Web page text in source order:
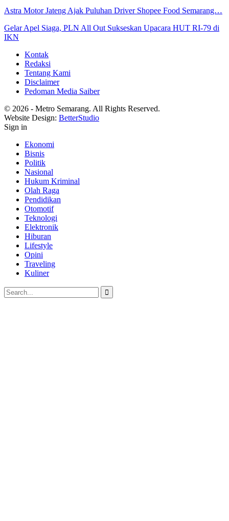
Astra Motor Jateng Ajak Puluhan Driver Shopee Food Semarang…
Gelar Apel Siaga, PLN All Out Sukseskan Upacara HUT RI-79 di
IKN
Kontak
Redaksi
Tentang Kami
Disclaimer
Pedoman Media Saiber
© 2026 - Metro Semarang. All Rights Reserved.
Website Design: BetterStudio
Sign in
Ekonomi
Bisnis
Politik
Nasional
Hukum Kriminal
Olah Raga
Pendidikan
Otomotif
Teknologi
Elektronik
Hiburan
Lifestyle
Opini
Traveling
Kuliner